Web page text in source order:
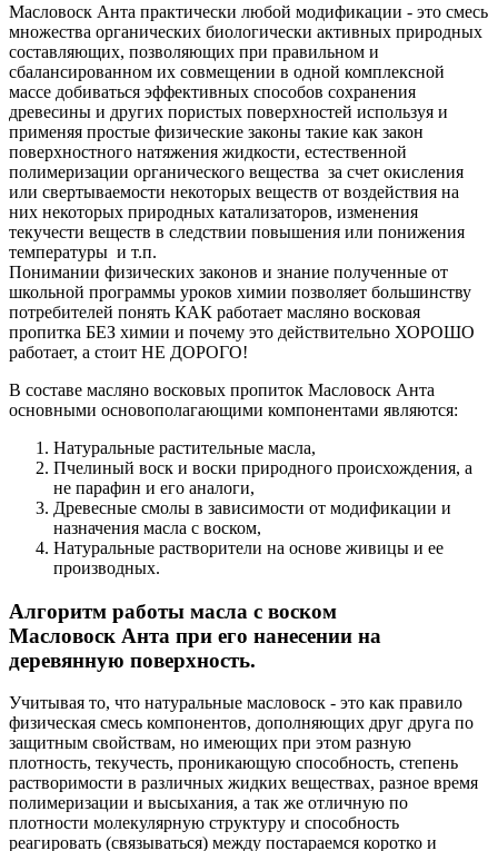
Масловоск Анта практически любой модификации - это смесь
множества органических биологически активных природных
составляющих, позволяющих при правильном и
сбалансированном их совмещении в одной комплексной
массе добиваться эффективных способов сохранения
древесины и других пористых поверхностей используя и
применяя простые физические законы такие как закон
поверхностного натяжения жидкости, естественной
полимеризации органического вещества за счет окисления
или свертываемости некоторых веществ от воздействия на
них некоторых природных катализаторов, изменения
текучести веществ в следствии повышения или понижения
температуры и т.п.
Понимании физических законов и знание полученные от
школьной программы уроков химии позволяет большинству
потребителей понять КАК работает масляно восковая
пропитка БЕЗ химии и почему это действительно ХОРОШО
работает, а стоит НЕ ДОРОГО!
В составе масляно восковых пропиток Масловоск Анта
основными основополагающими компонентами являются:
Натуральные растительные масла,
Пчелиный воск и воски природного происхождения, а
не парафин и его аналоги,
Древесные смолы в зависимости от модификации и
назначения масла с воском,
Натуральные растворители на основе живицы и ее
производных.
Алгоритм работы масла с воском
Масловоск Анта при его нанесении на
деревянную поверхность.
Учитывая то, что натуральные масловоск - это как правило
физическая смесь компонентов, дополняющих друг друга по
защитным свойствам, но имеющих при этом разную
плотность, текучесть, проникающую способность, степень
растворимости в различных жидких веществах, разное время
полимеризации и высыхания, а так же отличную по
плотности молекулярную структуру и способность
реагировать (связываться) между постараемся коротко и